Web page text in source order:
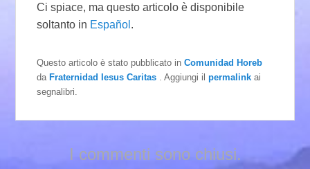
Ci spiace, ma questo articolo è disponibile
soltanto in Español .
Questo articolo è stato pubblicato inComunidad Horeb
daFraternidad Iesus Caritas . Aggiungi ilpermalink ai
segnalibri.
I commenti sono chiusi.